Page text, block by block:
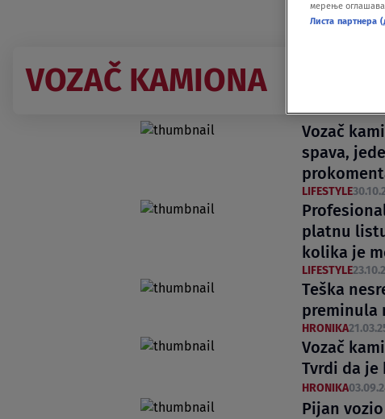
VOZAČ KAMIONA
Vozač
spava,
LIFESTYLE
platnu
kolika je
LIFESTYLE
Teška
preminula
HRONIKA
Vozač
Tvrdi da
HRONIKA
Pijan
мерење
Листа партнера